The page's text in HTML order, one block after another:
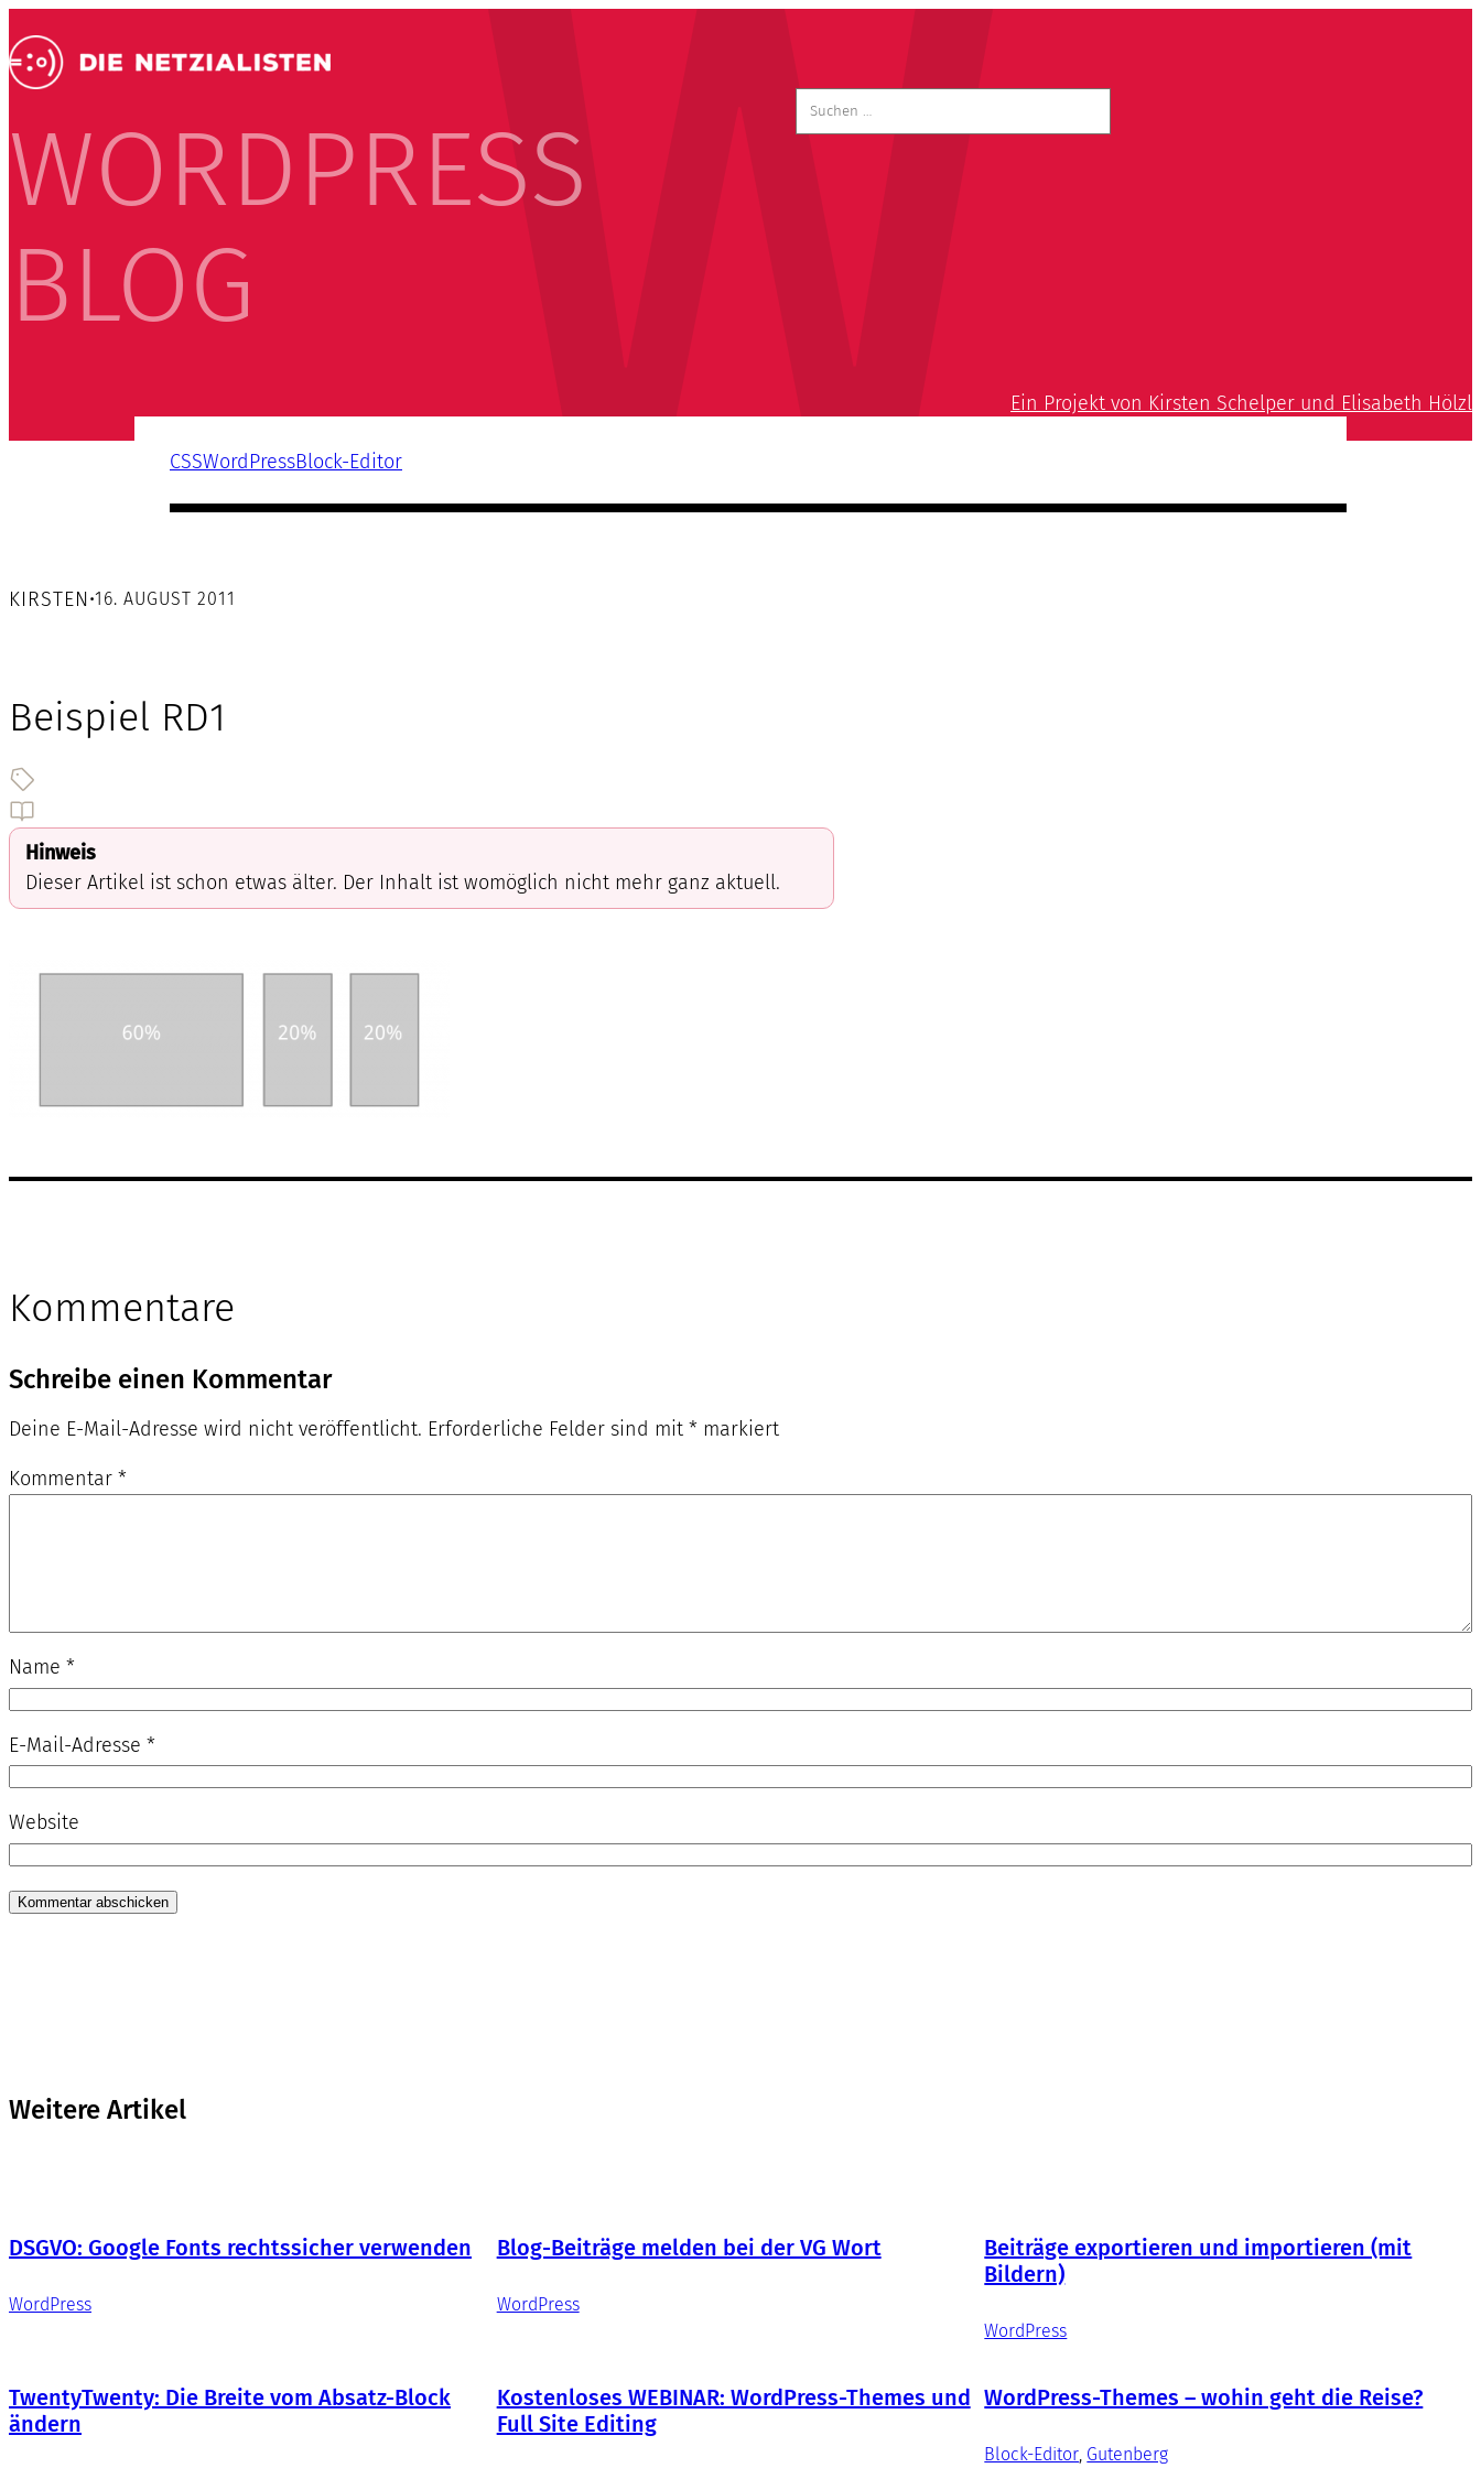
WORDPRESS
BLOG
nach:
Ein Projekt von Kirsten Schelper und Elisabeth Hölzl
CSSWordPressBlock-Editor
KIRSTEN•16. AUGUST 2011
Beispiel RD1
Hinweis
Dieser Artikel ist schon etwas älter. Der Inhalt ist womöglich nicht mehr ganz aktuell.
Kommentare
Schreibe einen Kommentar
Deine E-Mail-Adresse wird nicht veröffentlicht. Erforderliche Felder sind mit * markiert
Kommentar *
Name *
E-Mail-Adresse *
Website
Weitere Artikel
DSGVO: Google Fonts rechtssicher verwenden
WordPress
Blog-Beiträge melden bei der VG Wort
WordPress
Beiträge exportieren und importieren (mit
Bildern)
WordPress
TwentyTwenty: Die Breite vom Absatz-Block
ändern
Kostenloses WEBINAR: WordPress-Themes und
Full Site Editing
WordPress-Themes – wohin geht die Reise?
Block-Editor, Gutenberg